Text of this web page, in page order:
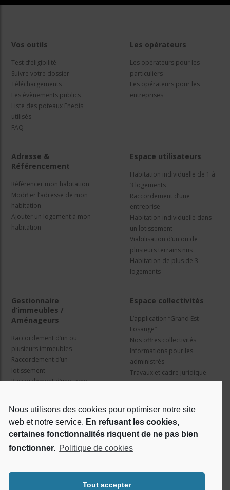
Nous utilisons des cookies pour optimiser notre site
web et notre service. En refusant les cookies,
certaines fonctionnalités risquent de ne pas bien
fonctionner. Politique de cookies
Tout accepter
Vos outils
Test d’éligibilité
Suivre votre dossier
Téléchargements
Les évènements publics
Liste des poteaux Enedis
utilisés
FAQ
Les opérateurs
Les opérateurs pour les
particuliers
Les opérateurs pour les
entreprises
Adresse &
Référencement
Référencer mon habitation
Modifier l’adresse de mon
habitation
Ajouter un logement à mon
habitation
Espace utilisateurs
Habitation individuelle de 1 à
3 logements
Raccordement d’une
entreprise
Habitation individuelle dans
un lotissement
Viabilisation d’un ou de
plusieurs terrains nus
Habitation de plus de 3
logements
Gestionnaire
d’immeubles /
Aménageurs
Raccordement d’un ou
plusieurs immeubles
Raccordement d’un
lotissement
Raccordement d’une zone
Espace collectivités
L’application “Grand Est
Losange”
Nos offres collectivités
Informations pour les
administrés
Travaux et cadre juridique
Nos services
Qui sommes nous ?
Le projet Losange
Réseaux sociaux